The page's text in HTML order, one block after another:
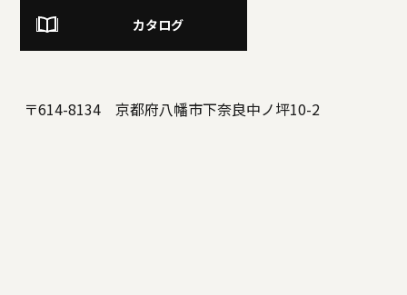
カタログ
〒614-8134 京都府八幡市下奈良中ノ坪10-2